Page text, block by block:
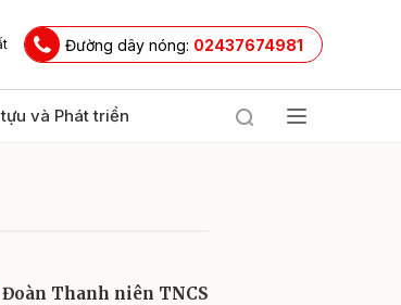
Đường dây nóng: 02437674981
và Phát triển
Đoàn Thanh niên TNCS